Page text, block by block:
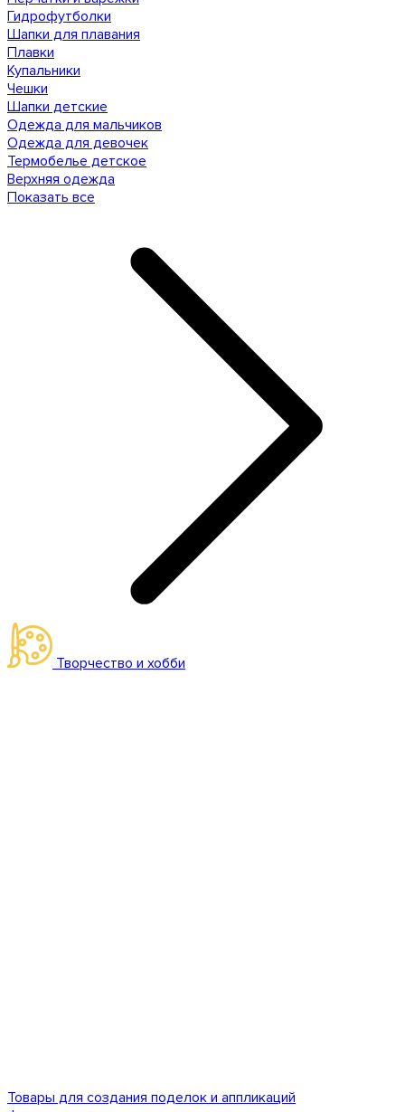
Гидрофутболки
Шапки для плавания
Плавки
Купальники
Чешки
Шапки детские
Одежда для мальчиков
Одежда для девочек
Термобелье детское
Верхняя одежда
Показать все
Творчество и хобби
Товары для создания поделок и аппликаций